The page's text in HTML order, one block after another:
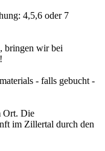
4,5,6 oder 7
bringen wir bei
- falls gebucht -
Ort. Die
im Zillertal durch den